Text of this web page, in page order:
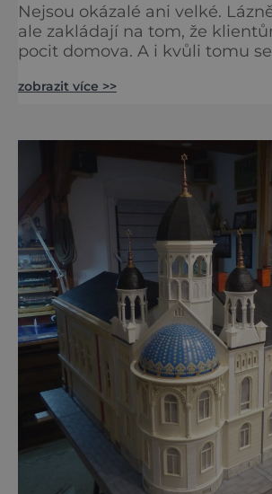
Nejsou okázalé ani velké.
ale zakládají na tom, že
pocit domova. A i kvůli tomu
lázeňské koncerty ani velkolepé
nevšimne, ani se jí kolonáda
zobrazit více >>